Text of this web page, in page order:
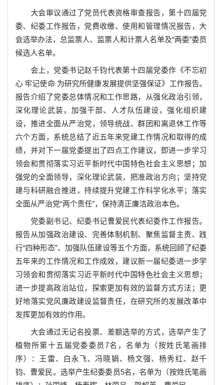
大会审议通过了党员代表资格审查报告，第十四届党
委、纪委工作报告，党费收缴、使用和管理情况报告，大
会选举办法，总监票人、监票人和计票人名单及“两委”委员
候选人名单。
会上，党委书记赵千钧代表第十四届党委作《不忘初
心 牢记使命 为研究所健康发展提供坚强保证》工作报告。
报告介绍了党委总体情况和工作思路，从强化政治引领，
深化理论武装，加强干部、人才队伍建设，强化组织建
设，推进全面从严治党，领导统战、群团和离退休工作等
六个方面，系统总结了近五年来党建工作情况和取得的成
绩，并对下一届党委提出了四点工作建议，即进一步学习
领会和贯彻落实习近平新时代中国特色社会主义思想；加
强党的全面领导，深化理论武装，把准政治方向；坚持党
建与科研融合推进，持续提升党建工作科学化水平；落实
全面从严治党“两个责任”，保持清正廉洁政治本色。
党委副书记、纪委书记曹爱民代表纪委作工作报告。
报告从加强政治建设、完善体制机制、聚焦监督主责、践
行“四种形态”、加强队伍建设等五个方面，系统回顾了纪委
五年来的工作情况和工作成效，建议新一届纪委进一步学
习领会和贯彻落实习近平新时代中国特色社会主义思想；
进一步提高政治站位，探索更加有效的监督方式方法；更
好地落实党风廉政建设监督责任，在研究所的发展改革中
发挥更加有效的作用。
大会通过无记名投票、差额选举的方式，选举产生了
植物所第十五届党委委员 7名， 名单为（按姓氏笔画排
序）：王雷、白永飞、冯晓娟、杨文强、杨秀红、赵千
钧、曹爱民。选举产生纪委委员5名，名单为（按姓氏笔画